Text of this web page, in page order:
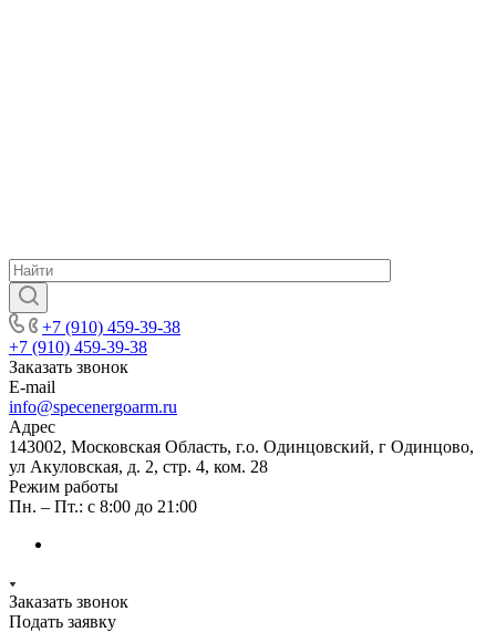
+7 (910) 459-39-38
+7 (910) 459-39-38
Заказать звонок
E-mail
info@specenergoarm.ru
Адрес
143002, Московская Область, г.о. Одинцовский, г Одинцово,
ул Акуловская, д. 2, стр. 4, ком. 28
Режим работы
Пн. – Пт.: с 8:00 до 21:00
Заказать звонок
Подать заявку